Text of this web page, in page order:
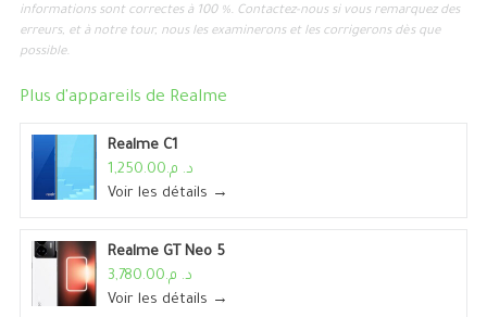
informations sont correctes à 100 %. Contactez-nous si vous remarquez des
erreurs, et à notre tour, nous les examinerons et les corrigerons dès que
possible.
Plus d'appareils de Realme
Realme C1
د. م.1,250.00
Voir les détails →
Realme GT Neo 5
د. م.3,780.00
Voir les détails →